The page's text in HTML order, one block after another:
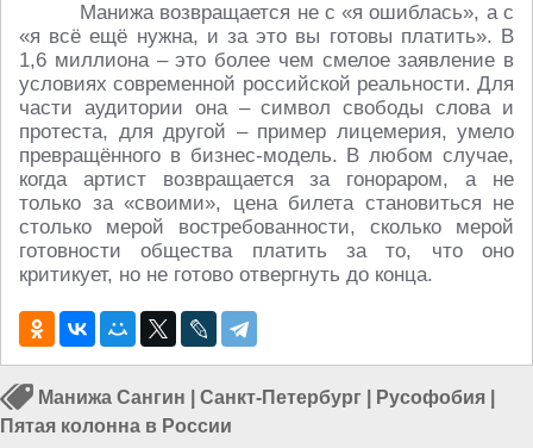
Манижа возвращается не с «я ошиблась», а с
«я всё ещё нужна, и за это вы готовы платить». В
1,6 миллиона – это более чем смелое заявление в
условиях современной российской реальности. Для
части аудитории она – символ свободы слова и
протеста, для другой – пример лицемерия, умело
превращённого в бизнес‑модель. В любом случае,
когда артист возвращается за гонораром, а не
только за «своими», цена билета становиться не
столько мерой востребованности, сколько мерой
готовности общества платить за то, что оно
критикует, но не готово отвергнуть до конца.
Манижа Сангин Санкт-Петербург Русофобия
Пятая колонна в России